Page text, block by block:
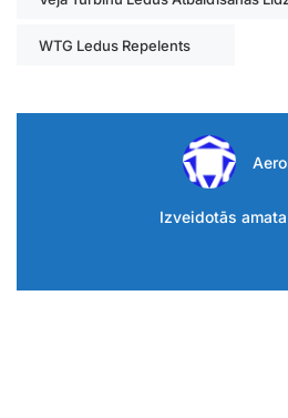
WTG Ledus Repelents
Izveidotās